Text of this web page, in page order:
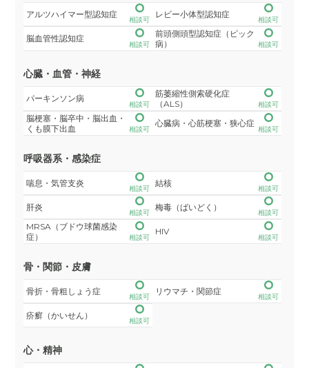
アルツハイマー型認知症
相談可
レビー小体型認知症
相談可
脳血管性認知症
相談可
前頭側頭型認知症（ピック
病）
相談可
心臓・血管・神経
パーキンソン病
相談可
筋萎縮性側索硬化症
（ALS）
相談可
脳梗塞・脳卒中・脳出血・
くも膜下出血
相談可
心臓病・心筋梗塞・狭心症
相談可
呼吸器系・感染症
喘息・気管支炎
相談可
結核
相談可
肝炎
相談可
梅毒（ばいどく）
相談可
MRSA（ブドウ球菌感染
症）
相談可
HIV
相談可
骨・関節・皮膚
骨折・骨粗しょう症
相談可
リウマチ・関節症
相談可
疥癬（かいせん）
相談可
心・精神